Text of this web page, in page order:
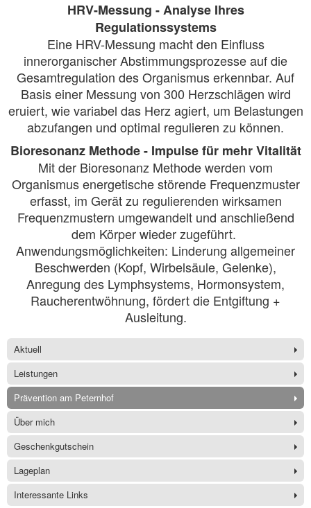
HRV-Messung - Analyse Ihres
Regulationssystems
Eine HRV-Messung macht den Einfluss
innerorganischer Abstimmungsprozesse auf die
Gesamtregulation des Organismus erkennbar. Auf
Basis einer Messung von 300 Herzschlägen wird
eruiert, wie variabel das Herz agiert, um Belastungen
abzufangen und optimal regulieren zu können.
Bioresonanz Methode - Impulse für mehr Vitalität
Mit der Bioresonanz Methode werden vom
Organismus energetische störende Frequenzmuster
erfasst, im Gerät zu regulierenden wirksamen
Frequenzmustern umgewandelt und anschließend
dem Körper wieder zugeführt.
Anwendungsmöglichkeiten: Linderung allgemeiner
Beschwerden (Kopf, Wirbelsäule, Gelenke),
Anregung des Lymphsystems, Hormonsystem,
Raucherentwöhnung, fördert die Entgiftung +
Ausleitung.
Aktuell
Leistungen
Prävention am Peternhof
Über mich
Geschenkgutschein
Lageplan
Interessante Links